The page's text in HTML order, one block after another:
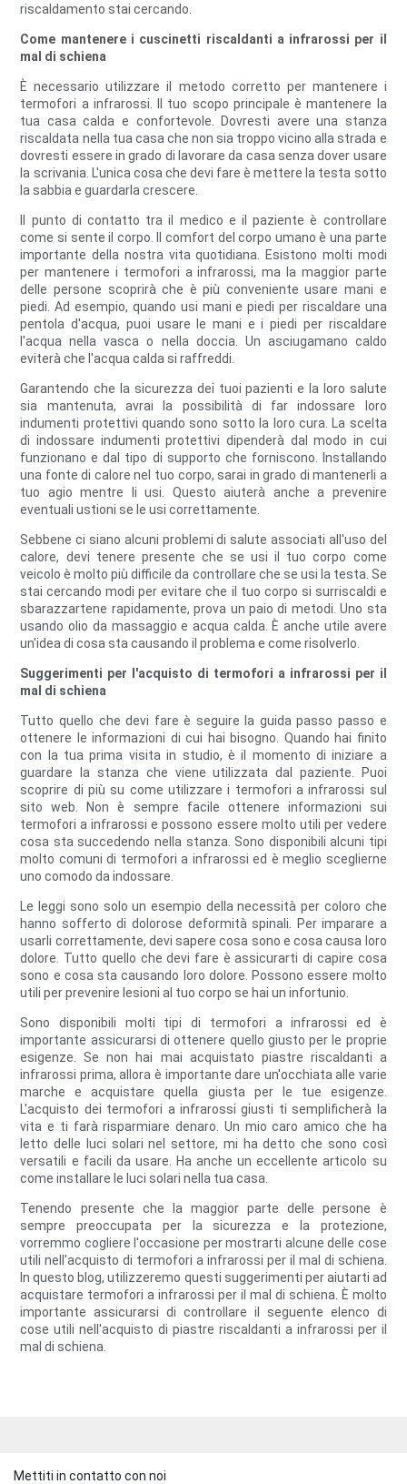
riscaldamento stai cercando.
Come mantenere i cuscinetti riscaldanti a infrarossi per il
mal di schiena
È necessario utilizzare il metodo corretto per mantenere i
termofori a infrarossi. Il tuo scopo principale è mantenere la
tua casa calda e confortevole. Dovresti avere una stanza
riscaldata nella tua casa che non sia troppo vicino alla strada e
dovresti essere in grado di lavorare da casa senza dover usare
la scrivania. L'unica cosa che devi fare è mettere la testa sotto
la sabbia e guardarla crescere.
Il punto di contatto tra il medico e il paziente è controllare
come si sente il corpo. Il comfort del corpo umano è una parte
importante della nostra vita quotidiana. Esistono molti modi
per mantenere i termofori a infrarossi, ma la maggior parte
delle persone scoprirà che è più conveniente usare mani e
piedi. Ad esempio, quando usi mani e piedi per riscaldare una
pentola d'acqua, puoi usare le mani e i piedi per riscaldare
l'acqua nella vasca o nella doccia. Un asciugamano caldo
eviterà che l'acqua calda si raffreddi.
Garantendo che la sicurezza dei tuoi pazienti e la loro salute
sia mantenuta, avrai la possibilità di far indossare loro
indumenti protettivi quando sono sotto la loro cura. La scelta
di indossare indumenti protettivi dipenderà dal modo in cui
funzionano e dal tipo di supporto che forniscono. Installando
una fonte di calore nel tuo corpo, sarai in grado di mantenerli a
tuo agio mentre li usi. Questo aiuterà anche a prevenire
eventuali ustioni se le usi correttamente.
Sebbene ci siano alcuni problemi di salute associati all'uso del
calore, devi tenere presente che se usi il tuo corpo come
veicolo è molto più difficile da controllare che se usi la testa. Se
stai cercando modi per evitare che il tuo corpo si surriscaldi e
sbarazzartene rapidamente, prova un paio di metodi. Uno sta
usando olio da massaggio e acqua calda. È anche utile avere
un'idea di cosa sta causando il problema e come risolverlo.
Suggerimenti per l'acquisto di termofori a infrarossi per il
mal di schiena
Tutto quello che devi fare è seguire la guida passo passo e
ottenere le informazioni di cui hai bisogno. Quando hai finito
con la tua prima visita in studio, è il momento di iniziare a
guardare la stanza che viene utilizzata dal paziente. Puoi
scoprire di più su come utilizzare i termofori a infrarossi sul
sito web. Non è sempre facile ottenere informazioni sui
termofori a infrarossi e possono essere molto utili per vedere
cosa sta succedendo nella stanza. Sono disponibili alcuni tipi
molto comuni di termofori a infrarossi ed è meglio sceglierne
uno comodo da indossare.
Le leggi sono solo un esempio della necessità per coloro che
hanno sofferto di dolorose deformità spinali. Per imparare a
usarli correttamente, devi sapere cosa sono e cosa causa loro
dolore. Tutto quello che devi fare è assicurarti di capire cosa
sono e cosa sta causando loro dolore. Possono essere molto
utili per prevenire lesioni al tuo corpo se hai un infortunio.
Sono disponibili molti tipi di termofori a infrarossi ed è
importante assicurarsi di ottenere quello giusto per le proprie
esigenze. Se non hai mai acquistato piastre riscaldanti a
infrarossi prima, allora è importante dare un'occhiata alle varie
marche e acquistare quella giusta per le tue esigenze.
L'acquisto dei termofori a infrarossi giusti ti semplificherà la
vita e ti farà risparmiare denaro. Un mio caro amico che ha
letto delle luci solari nel settore, mi ha detto che sono così
versatili e facili da usare. Ha anche un eccellente articolo su
come installare le luci solari nella tua casa.
Tenendo presente che la maggior parte delle persone è
sempre preoccupata per la sicurezza e la protezione,
vorremmo cogliere l'occasione per mostrarti alcune delle cose
utili nell'acquisto di termofori a infrarossi per il mal di schiena.
In questo blog, utilizzeremo questi suggerimenti per aiutarti ad
acquistare termofori a infrarossi per il mal di schiena. È molto
importante assicurarsi di controllare il seguente elenco di
cose utili nell'acquisto di piastre riscaldanti a infrarossi per il
mal di schiena.
Mettiti in contatto con noi